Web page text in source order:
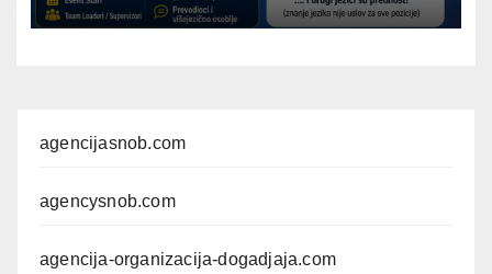
agencijasnob.com
agencysnob.com
agencija-organizacija-dogadjaja.com